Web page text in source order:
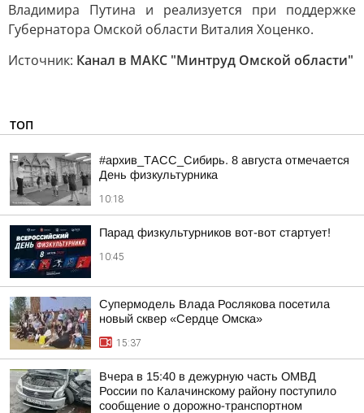
Владимира Путина и реализуется при поддержке
Губернатора Омской области Виталия Хоценко.
Источник: Канал в МАКС "Минтруд Омской области"
ТОП
#архив_ТАСС_Сибирь. 8 августа отмечается
День физкультурника
10:18
Парад физкультурников вот-вот стартует!
10:45
Супермодель Влада Рослякова посетила
новый сквер «Сердце Омска»
15:37
Вчера в 15:40 в дежурную часть ОМВД
России по Калачинскому району поступило
сообщение о дорожно-транспортном